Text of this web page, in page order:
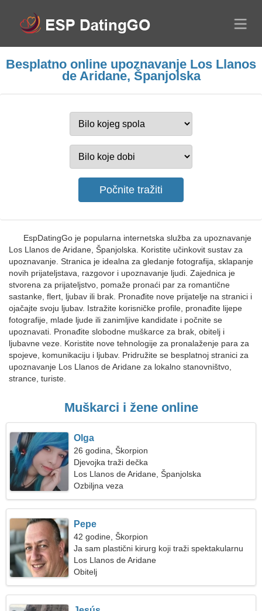
Besplatno online upoznavanje Los Llanos
de Aridane, Španjolska
EspDatingGo je popularna internetska služba za upoznavanje
Los Llanos de Aridane, Španjolska. Koristite učinkovit sustav za
upoznavanje. Stranica je idealna za gledanje fotografija, sklapanje
novih prijateljstava, razgovor i upoznavanje ljudi. Zajednica je
stvorena za prijateljstvo, pomaže pronaći par za romantične
sastanke, flert, ljubav ili brak. Pronađite nove prijatelje na stranici i
ojačajte svoju ljubav. Istražite korisničke profile, pronađite lijepe
fotografije, mlade ljude ili zanimljive kandidate i počnite se
upoznavati. Pronađite slobodne muškarce za brak, obitelj i
ljubavne veze. Koristite nove tehnologije za pronalaženje para za
spojeve, komunikaciju i ljubav. Pridružite se besplatnoj stranici za
upoznavanje Los Llanos de Aridane za lokalno stanovništvo,
strance, turiste.
Muškarci i žene online
Olga
26 godina, Škorpion
Djevojka traži dečka
Los Llanos de Aridane, Španjolska
Ozbiljna veza
Pepe
42 godine, Škorpion
Ja sam plastični kirurg koji traži spektakularnu
ženu
Los Llanos de Aridane
Obitelj